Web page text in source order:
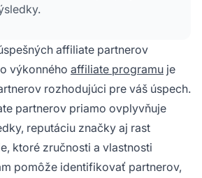
affiliate partnerov
výkonného affiliate programu je
rozhodujúci pre váš úspech.
partnerov priamo ovplyvňuje
reputáciu značky aj rast
ktoré zručnosti a vlastnosti
pomôže identifikovať partnerov,